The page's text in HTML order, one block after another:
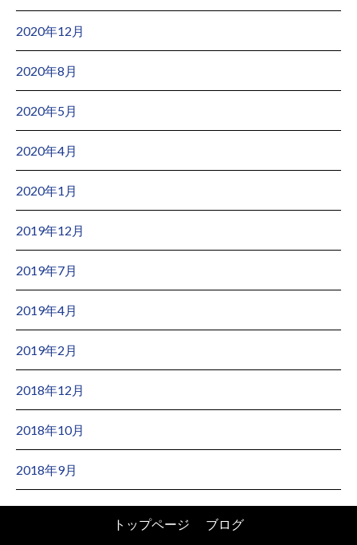
2020年12月
2020年8月
2020年5月
2020年4月
2020年1月
2019年12月
2019年7月
2019年4月
2019年2月
2018年12月
2018年10月
2018年9月
トップページ ブログ